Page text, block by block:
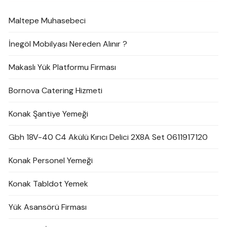
Maltepe Muhasebeci
İnegöl Mobilyası Nereden Alınır ?
Makaslı Yük Platformu Firması
Bornova Catering Hizmeti
Konak Şantiye Yemeği
Gbh 18V-40 C4 Akülü Kırıcı Delici 2X8A Set 0611917120
Konak Personel Yemeği
Konak Tabldot Yemek
Yük Asansörü Firması